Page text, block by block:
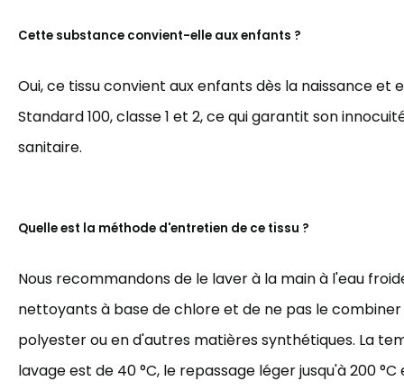
Cette substance convient-elle aux enfants ?
Oui, ce tissu convient aux enfants dès la naissance et
Standard 100, classe 1 et 2, ce qui garantit son
sanitaire.
Quelle est la méthode d'entretien de ce tissu ?
Nous recommandons de le laver à la main à l'eau
nettoyants à base de chlore et de ne pas le
polyester ou en d'autres matières synthétiques. La
lavage est de 40 °C, le repassage léger jusqu'à 200